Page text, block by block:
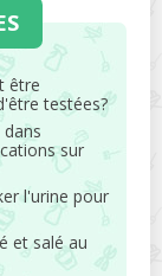
être
testées?
sur
l'urine pour
et salé au